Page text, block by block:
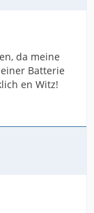
da meine
Batterie
en Witz!